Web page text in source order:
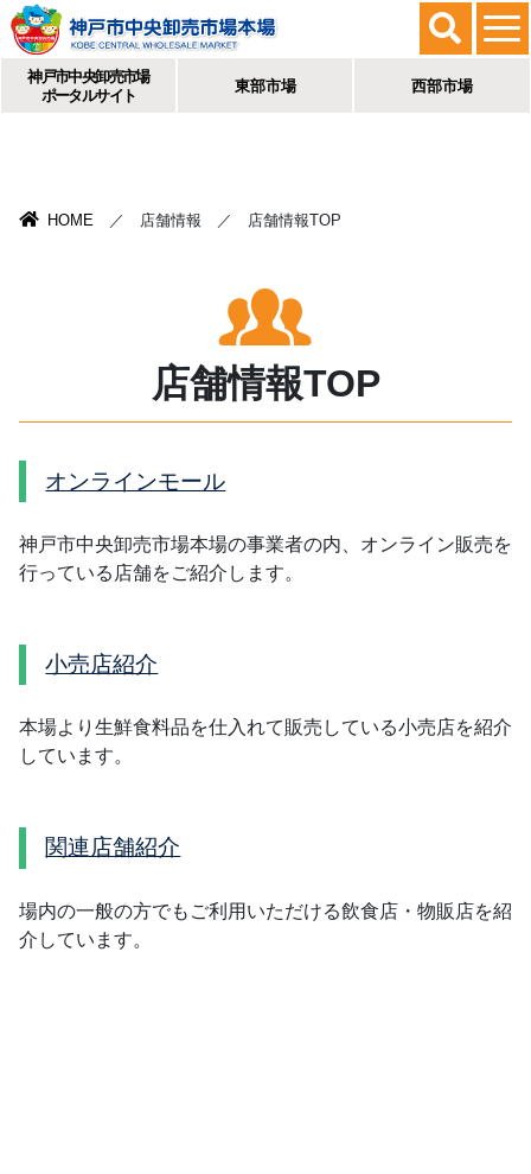
神戸市中央卸売市場
ポータルサイト
東部市場 西部市場
HOME ／ 店舗情報 ／ 店舗情報TOP
店舗情報TOP
オンラインモール
神戸市中央卸売市場本場の事業者の内、オンライン販売を
行っている店舗をご紹介します。
小売店紹介
本場より生鮮食料品を仕入れて販売している小売店を紹介
しています。
関連店舗紹介
場内の一般の方でもご利用いただける飲食店・物販店を紹
介しています。